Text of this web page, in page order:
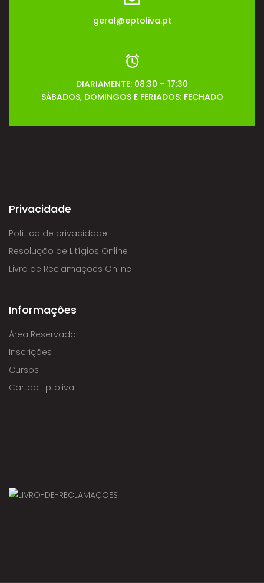
geral@eptoliva.pt
DIARIAMENTE: 08:30 – 17:30
SÁBADOS, DOMINGOS E FERIADOS: FECHADO
Privacidade
Política de privacidade
Resolução de Litígios Online
Livro de Reclamações Online
Informações
Área Reservada
Inscrições
Cursos
Cartão Eptoliva